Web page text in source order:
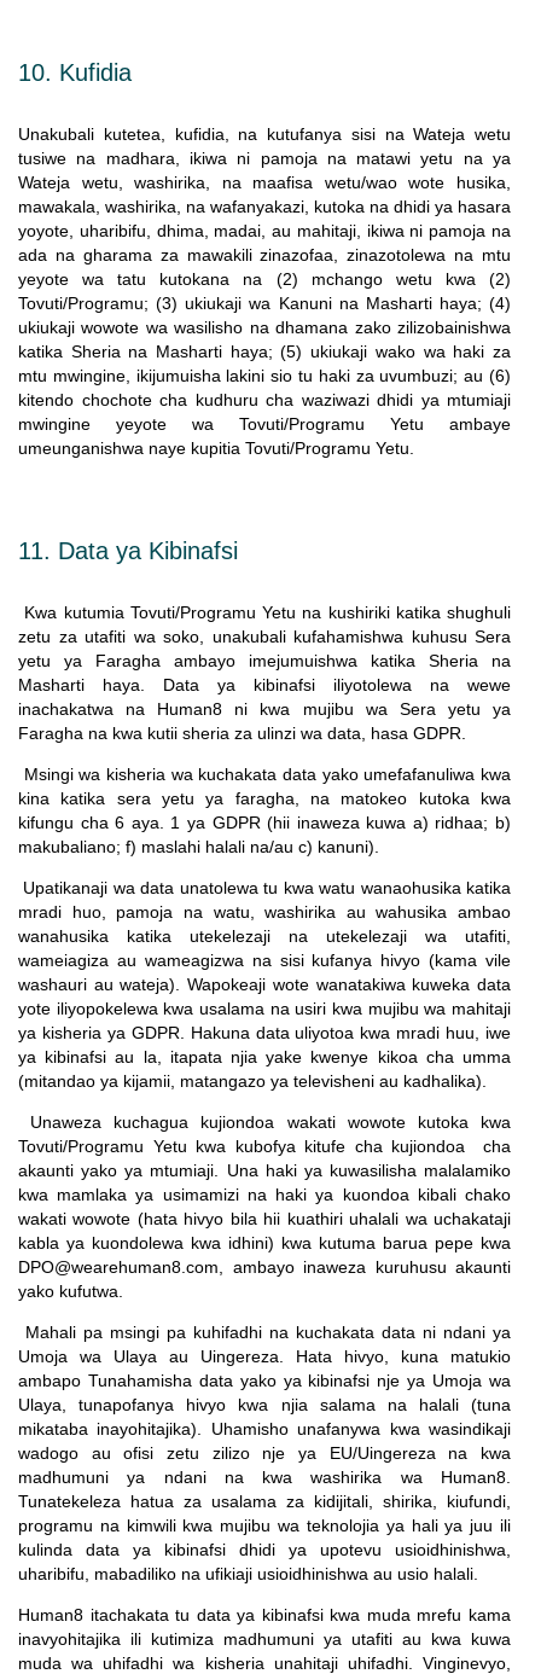
10. Kufidia
Unakubali kutetea, kufidia, na kutufanya sisi na Wateja wetu
tusiwe na madhara, ikiwa ni pamoja na matawi yetu na ya
Wateja wetu, washirika, na maafisa wetu/wao wote husika,
mawakala, washirika, na wafanyakazi, kutoka na dhidi ya hasara
yoyote, uharibifu, dhima, madai, au mahitaji, ikiwa ni pamoja na
ada na gharama za mawakili zinazofaa, zinazotolewa na mtu
yeyote wa tatu kutokana na (2) mchango wetu kwa (2)
Tovuti/Programu; (3) ukiukaji wa Kanuni na Masharti haya; (4)
ukiukaji wowote wa wasilisho na dhamana zako zilizobainishwa
katika Sheria na Masharti haya; (5) ukiukaji wako wa haki za
mtu mwingine, ikijumuisha lakini sio tu haki za uvumbuzi; au (6)
kitendo chochote cha kudhuru cha waziwazi dhidi ya mtumiaji
mwingine yeyote wa Tovuti/Programu Yetu ambaye
umeunganishwa naye kupitia Tovuti/Programu Yetu.
11. Data ya Kibinafsi
Kwa kutumia Tovuti/Programu Yetu na kushiriki katika shughuli
zetu za utafiti wa soko, unakubali kufahamishwa kuhusu Sera
yetu ya Faragha ambayo imejumuishwa katika Sheria na
Masharti haya. Data ya kibinafsi iliyotolewa na wewe
inachakatwa na Human8 ni kwa mujibu wa Sera yetu ya
Faragha na kwa kutii sheria za ulinzi wa data, hasa GDPR.
Msingi wa kisheria wa kuchakata data yako umefafanuliwa kwa
kina katika sera yetu ya faragha, na matokeo kutoka kwa
kifungu cha 6 aya. 1 ya GDPR (hii inaweza kuwa a) ridhaa; b)
makubaliano; f) maslahi halali na/au c) kanuni).
Upatikanaji wa data unatolewa tu kwa watu wanaohusika katika
mradi huo, pamoja na watu, washirika au wahusika ambao
wanahusika katika utekelezaji na utekelezaji wa utafiti,
wameiagiza au wameagizwa na sisi kufanya hivyo (kama vile
washauri au wateja). Wapokeaji wote wanatakiwa kuweka data
yote iliyopokelewa kwa usalama na usiri kwa mujibu wa mahitaji
ya kisheria ya GDPR. Hakuna data uliyotoa kwa mradi huu, iwe
ya kibinafsi au la, itapata njia yake kwenye kikoa cha umma
(mitandao ya kijamii, matangazo ya televisheni au kadhalika).
Unaweza kuchagua kujiondoa wakati wowote kutoka kwa
Tovuti/Programu Yetu kwa kubofya kitufe cha kujiondoa
cha
akaunti yako ya mtumiaji. Una haki ya kuwasilisha malalamiko
kwa mamlaka ya usimamizi na haki ya kuondoa kibali chako
wakati wowote (hata hivyo bila hii kuathiri uhalali wa uchakataji
kabla ya kuondolewa kwa idhini) kwa kutuma barua pepe kwa
DPO@wearehuman8.com, ambayo inaweza kuruhusu akaunti
yako kufutwa.
Mahali pa msingi pa kuhifadhi na kuchakata data ni ndani ya
Umoja wa Ulaya au Uingereza. Hata hivyo, kuna matukio
ambapo Tunahamisha data yako ya kibinafsi nje ya Umoja wa
Ulaya, tunapofanya hivyo kwa njia salama na halali (tuna
mikataba inayohitajika). Uhamisho unafanywa kwa wasindikaji
wadogo au ofisi zetu zilizo nje ya EU/Uingereza na kwa
madhumuni ya ndani na kwa washirika wa Human8.
Tunatekeleza hatua za usalama za kidijitali, shirika, kiufundi,
programu na kimwili kwa mujibu wa teknolojia ya hali ya juu ili
kulinda data ya kibinafsi dhidi ya upotevu usioidhinishwa,
uharibifu, mabadiliko na ufikiaji usioidhinishwa au usio halali.
Human8 itachakata tu data ya kibinafsi kwa muda mrefu kama
inavyohitajika ili kutimiza madhumuni ya utafiti au kwa kuwa
muda wa uhifadhi wa kisheria unahitaji uhifadhi. Vinginevyo,